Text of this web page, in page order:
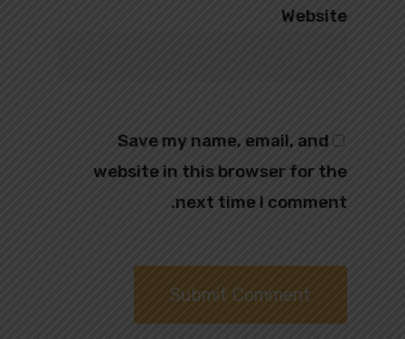
Website
Save my name, email, and
website in this browser for the
next time I comment.